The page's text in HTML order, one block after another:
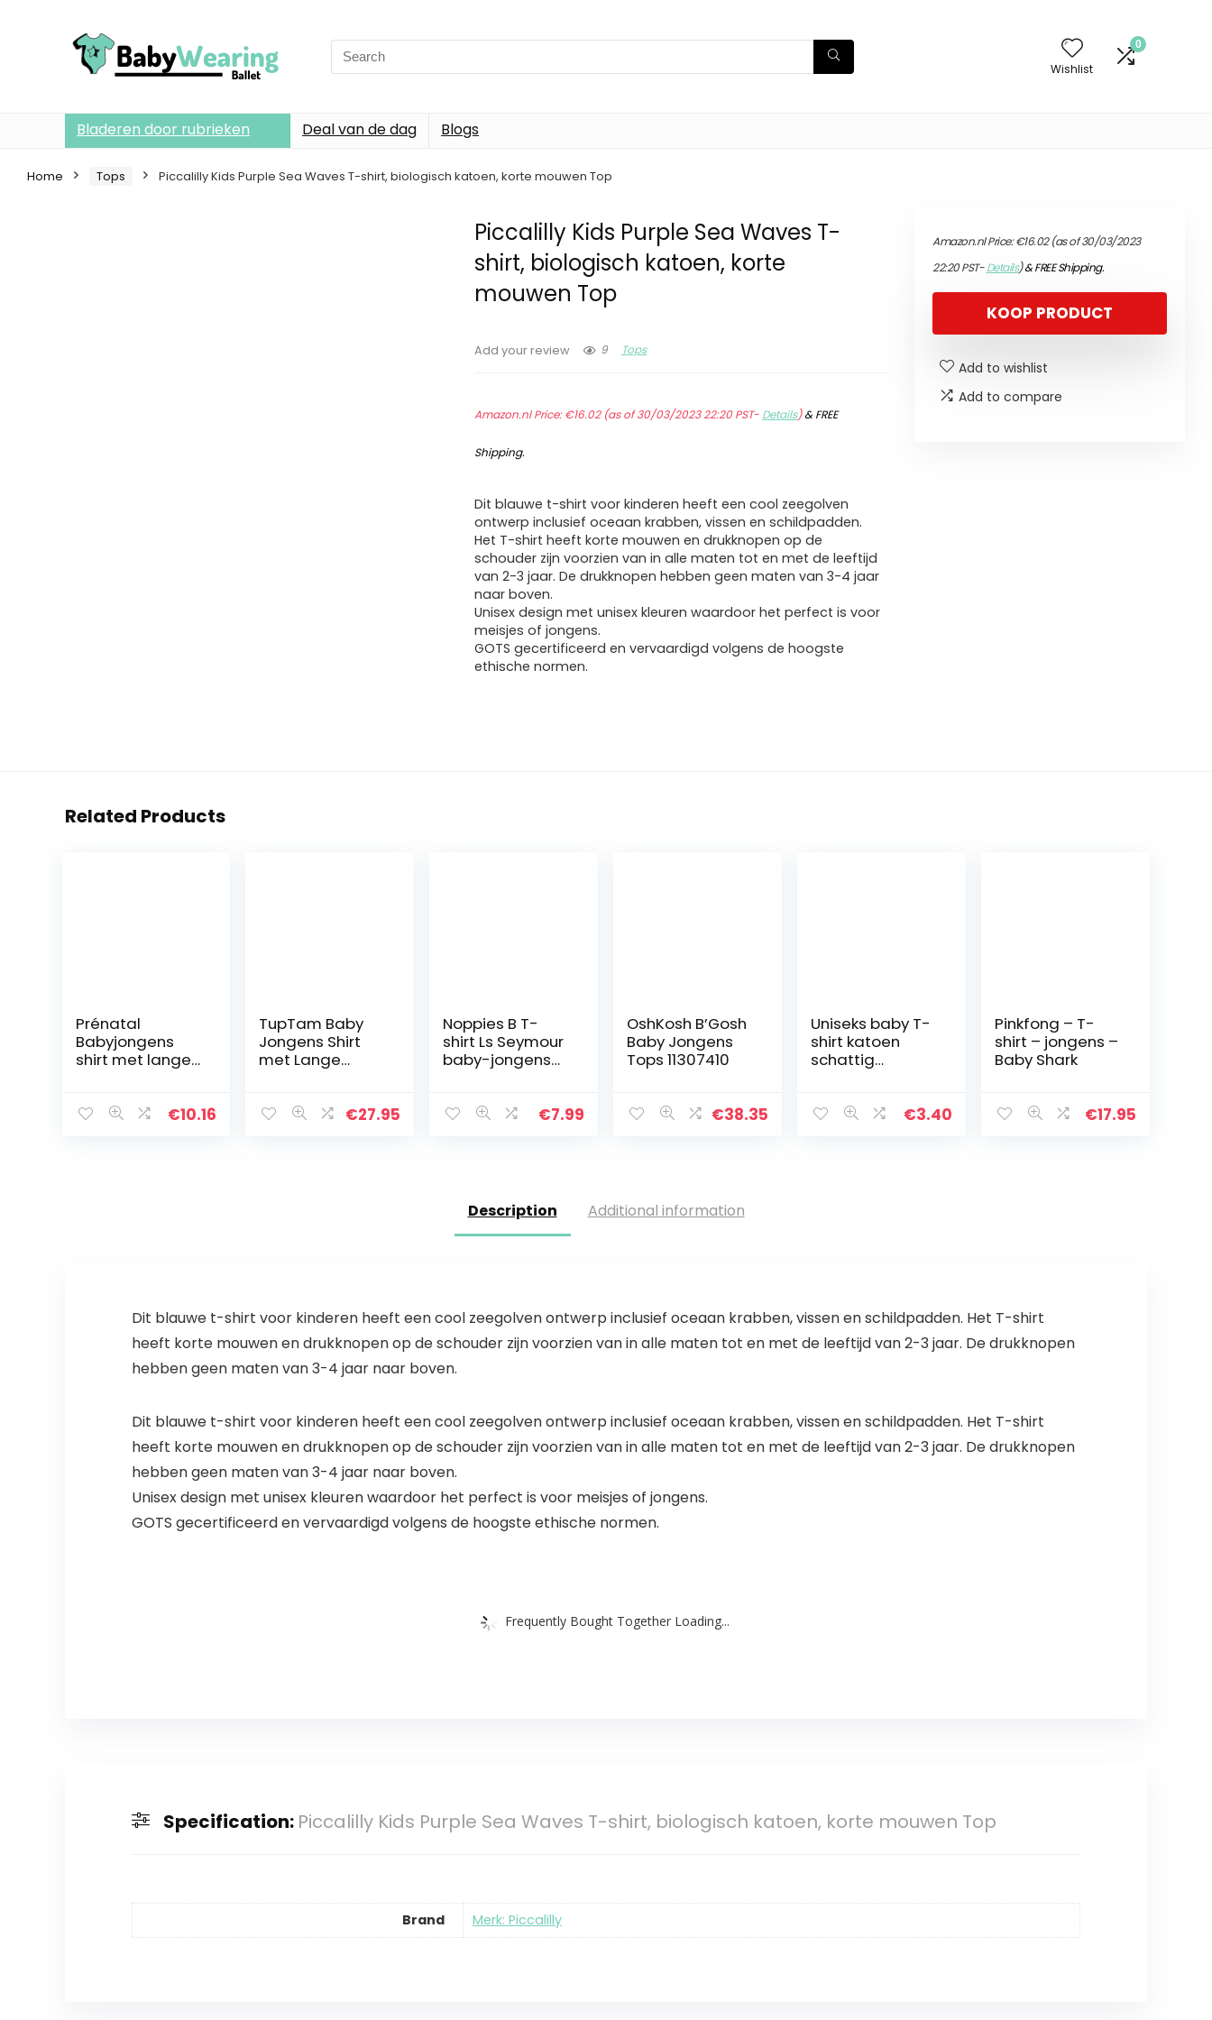
Search
for:
Wishlist
0
Bladeren door rubrieken Deal van de dag Blogs
Home Tops Piccalilly Kids Purple Sea Waves T-shirt, biologisch katoen, korte mouwen Top
Piccalilly Kids Purple Sea Waves T-
shirt, biologisch katoen, korte
mouwen Top
Add your review 9 Tops
Amazon.nl Price:€16.02(as of 30/03/2023 22:20 PST- Details)&FREE
Shipping.
Dit blauwe t-shirt voor kinderen heeft een cool zeegolven
ontwerp inclusief oceaan krabben, vissen en schildpadden.
Het T-shirt heeft korte mouwen en drukknopen op de
schouder zijn voorzien van in alle maten tot en met de leeftijd
van 2-3 jaar. De drukknopen hebben geen maten van 3-4 jaar
naar boven.
Unisex design met unisex kleuren waardoor het perfect is voor
meisjes of jongens.
GOTS gecertificeerd en vervaardigd volgens de hoogste
ethische normen.
Amazon.nl Price:€16.02(as of 30/03/2023
22:20 PST-Details)&FREE Shipping.
KOOP PRODUCT
Add to wishlist
Add to compare
Related Products
Prénatal
Babyjongens
shirt met lange
€10.16
TupTam Baby
Jongens Shirt
met Lange
€27.95
Noppies B T-
shirt Ls Seymour
baby-jongens
€7.99
OshKosh B’Gosh
Baby Jongens
Tops 11307410
€38.35
Uniseks baby T-
shirt katoen
schattig
€3.40
Pinkfong – T-
shirt – jongens –
Baby Shark
€17.95
Description Additional information
Dit blauwe t-shirt voor kinderen heeft een cool zeegolven ontwerp inclusief oceaan krabben, vissen en schildpadden. Het T-shirt
heeft korte mouwen en drukknopen op de schouder zijn voorzien van in alle maten tot en met de leeftijd van 2-3 jaar. De drukknopen
hebben geen maten van 3-4 jaar naar boven.
Dit blauwe t-shirt voor kinderen heeft een cool zeegolven ontwerp inclusief oceaan krabben, vissen en schildpadden. Het T-shirt
heeft korte mouwen en drukknopen op de schouder zijn voorzien van in alle maten tot en met de leeftijd van 2-3 jaar. De drukknopen
hebben geen maten van 3-4 jaar naar boven.
Unisex design met unisex kleuren waardoor het perfect is voor meisjes of jongens.
GOTS gecertificeerd en vervaardigd volgens de hoogste ethische normen.
Frequently Bought Together Loading...
Specification: Piccalilly Kids Purple Sea Waves T-shirt, biologisch katoen, korte mouwen Top
Brand Merk: Piccalilly